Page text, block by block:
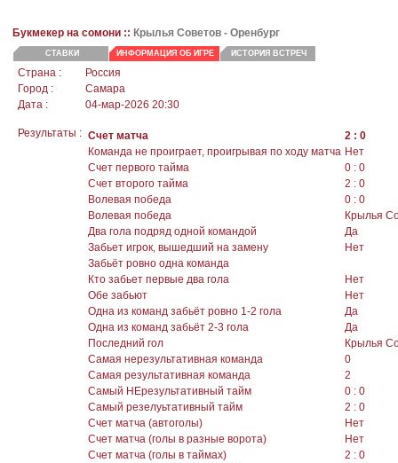
Букмекер на сомони :: Крылья Советов - Оренбург
СТАВКИ ИНФОРМАЦИЯ ОБ ИГРЕ ИСТОРИЯ ВСТРЕЧ
Страна :
Россия
Город :
Самара
Дата :
04-мар-2026 20:30
Результаты : Счет матча
2 : 0
Команда не проиграет, проигрывая по ходу матча Нет
Счет первого тайма
0 : 0
Счет второго тайма
2 : 0
Волевая победа
0 : 0
Волевая победа
Крылья
Два гола подряд одной командой
Да
Забьет игрок, вышедший на замену
Нет
Забьёт ровно одна команда
Кто забьет первые два гола
Нет
Обе забьют
Нет
Одна из команд забьёт ровно 1-2 гола
Да
Одна из команд забьёт 2-3 гола
Да
Последний гол
Крылья
Самая нерезультативная команда
0
Самая результативная команда
2
Самый НЕрезультативный тайм
0 : 0
Самый резелуьтативный тайм
2 : 0
Счет матча (автоголы)
Нет
Счет матча (голы в разные ворота)
Нет
Счет матча (голы в таймах)
2 : 0